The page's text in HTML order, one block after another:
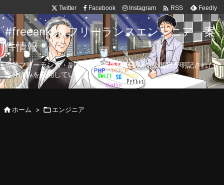
Twitter Facebook Instagram  RSS Feedly
#freeanken フリーランスエンジニア 案
件情報
専業フリーランス・副業向け案件を毎日更新！公開日が明記された
案件のみを公開しています。
ホーム > エンジニア